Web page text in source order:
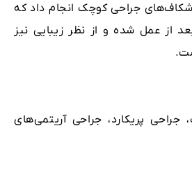
شکاف‌های جراحی کوچک انجام داد که
عمل شده و از نظر زیبایی نیز
جراحی پریکارد، جراحی آریتمی‌های